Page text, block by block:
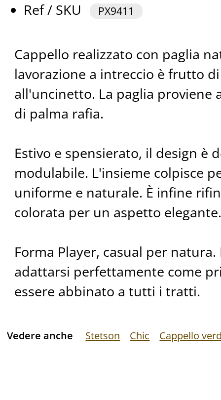
Ref / SKU
PX9411
Cappello realizzato con paglia
lavorazione a intreccio è frutto
all'uncinetto. La paglia proviene
di palma rafia.
Estivo e spensierato, il design è
modulabile. L'insieme colpisce
uniforme e naturale. È infine
colorata per un aspetto elegante.
Forma Player, casual per
adattarsi perfettamente come
essere abbinato a tutti i tratti.
Vedere anche Stetson Chic Cappello